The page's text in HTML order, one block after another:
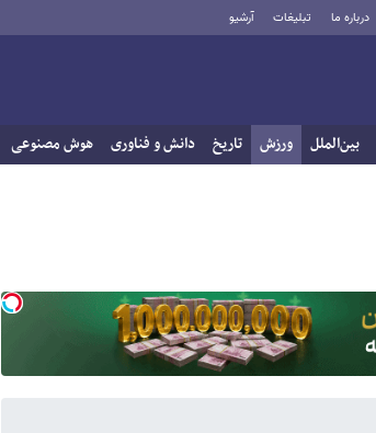
درباره ما تبلیغات آرشیو
بین‌الملل ورزش تاریخ دانش و فناوری هوش مصنوعی